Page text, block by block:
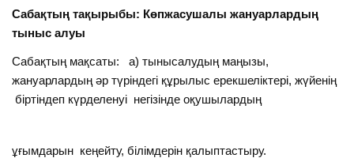
Сабақтың тақырыбы: Көпжасушалы жануарлардың
тыныс алуы
Сабақтың мақсаты: а) тынысалудың маңызы,
жануарлардың әр түріндегі құрылыс ерекшеліктері, жүйенің
біртіндеп күрделенуі негізінде оқушылардың
ұғымдарын кеңейту, білімдерін қалыптастыру.